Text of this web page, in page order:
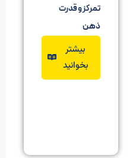
تمرکز و قدرت
ذهن
بیشتر
بخوانید